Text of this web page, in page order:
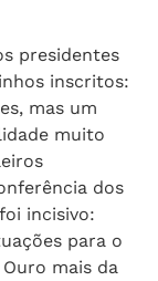
presidentes
inscritos:
mas um
muito
dos
incisivo:
para o
mais da